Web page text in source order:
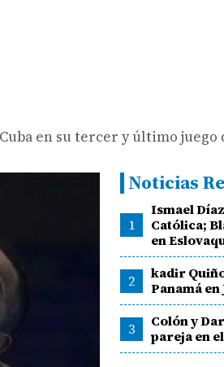
en su tercer y último juego
Noticias
1
Ismael
Católica;
en
2
kadir
Panamá en
3
Colón y
pareja en